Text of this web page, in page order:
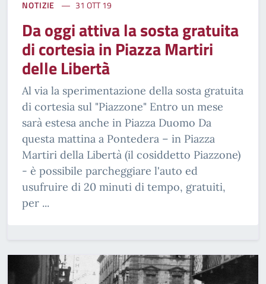
NOTIZIE 31 OTT 19
Da oggi attiva la sosta gratuita
di cortesia in Piazza Martiri
delle Libertà
Al via la sperimentazione della sosta gratuita
di cortesia sul "Piazzone" Entro un mese
sarà estesa anche in Piazza Duomo Da
questa mattina a Pontedera – in Piazza
Martiri della Libertà (il cosiddetto Piazzone)
- è possibile parcheggiare l'auto ed
usufruire di 20 minuti di tempo, gratuiti,
per ...